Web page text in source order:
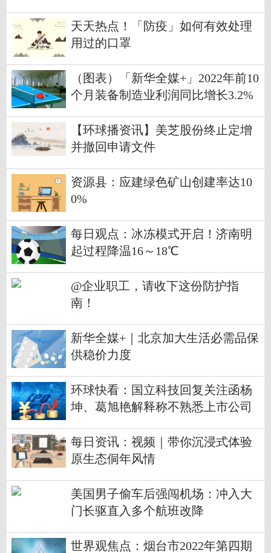
天天热点！「防疫」如何有效处理
用过的口罩
（图表）「新华全媒+」2022年前10
个月装备制造业利润同比增长3.2%
【环球播资讯】美芝股份终止定增
并撤回申请文件
资源县：应建绿色矿山创建率达10
0%
每日观点：冰冻模式开启！济南明
起过程降温16～18℃
@企业职工，请收下这份防护指
南！
新华全媒+｜北京加大生活必需品保
供稳价力度
环球快看：国立科技回复关注函杨
坤、葛旭艳解释称不熟悉上市公司
每日资讯：视频｜带你沉浸式体验
原生态侗年风情
美国男子偷车后强闯机场：冲入大
门长驱直入多个航班改降
世界观焦点：烟台市2022年第四期